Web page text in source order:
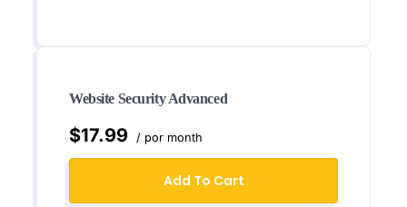
Website Security Advanced
$17.99 / por month
Add To Cart